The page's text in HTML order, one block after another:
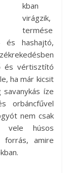
kban
virágzik,
termése
és hashajtó,
és vértisztító
ha már kicsit
íze
orbáncfűvel
nem csak
vele húsos
forrás, amire